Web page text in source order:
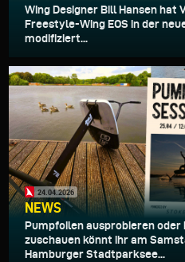
Wing Designer Bill Hansen hat
Freestyle-Wing EOS in der
modifiziert...
24.04.2026
NEWS
Pumpfoilen ausprobieren oder
zuschauen könnt ihr am
Hamburger Stadtparksee...